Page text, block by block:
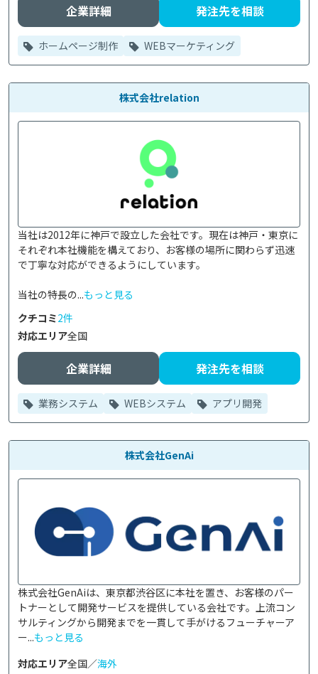
企業詳細 発注先を相談
ホームページ制作 WEBマーケティング
株式会社relation
当社は2012年に神戸で設立した会社です。現在は神戸・東京に
それぞれ本社機能を構えており、お客様の場所に関わらず迅速
で丁寧な対応ができるようにしています。
当社の特長の...もっと見る
クチコミ2件
対応エリア全国
企業詳細 発注先を相談
業務システム WEBシステム アプリ開発
株式会社GenAi
株式会社GenAiは、東京都渋谷区に本社を置き、お客様のパー
トナーとして開発サービスを提供している会社です。上流コン
サルティングから開発までを一貫して手がけるフューチャーア
ー...もっと見る
対応エリア全国／海外